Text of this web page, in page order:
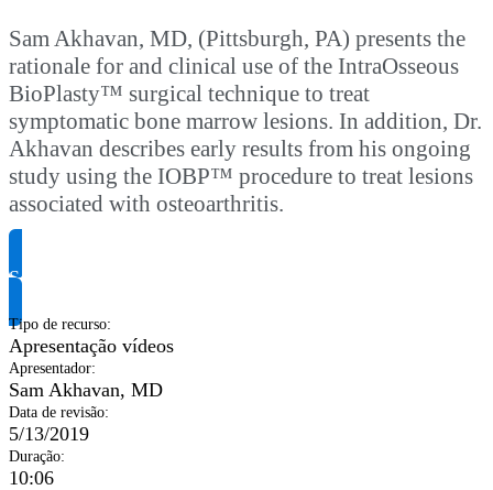
Sam Akhavan, MD, (Pittsburgh, PA) presents the
rationale for and clinical use of the IntraOsseous
BioPlasty™ surgical technique to treat
symptomatic bone marrow lesions. In addition, Dr.
Akhavan describes early results from his ongoing
study using the IOBP™ procedure to treat lesions
associated with osteoarthritis.
Solicite informação do produto
Tipo de recurso:
Apresentação vídeos
Apresentador:
Sam Akhavan, MD
Data de revisão:
5/13/2019
Duração:
10:06